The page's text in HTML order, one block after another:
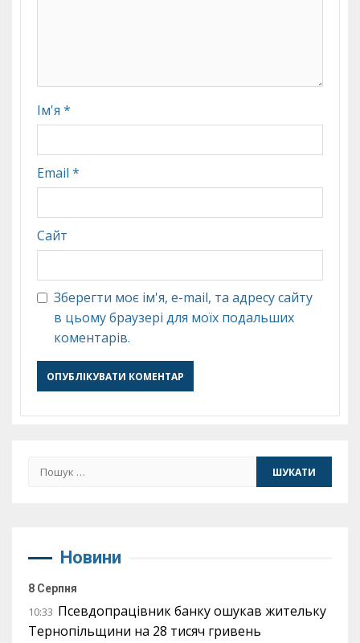
Ім'я *
Email *
Сайт
Зберегти моє ім'я, e-mail, та адресу сайту
в цьому браузері для моїх подальших
коментарів.
Пошук:
Новини
8 Серпня
10:33 Псевдопрацівник банку ошукав жительку
Тернопільщини на 28 тисяч гривень